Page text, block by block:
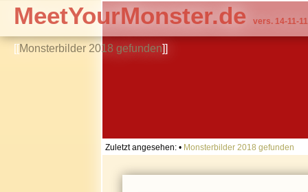
[[Monsterbilder 2018 gefunden]]
MeetYourMonster.de vers. 14-11-11
Zuletzt angesehen: • Monsterbilder 2018 gefunden